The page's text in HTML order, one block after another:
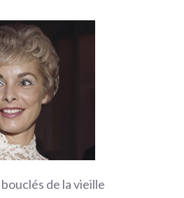
de la vieille